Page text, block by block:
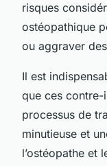
risques
ostéopathique
ou aggraver
Il est
que ces
processus de
minutieuse et
l’ostéopathe et